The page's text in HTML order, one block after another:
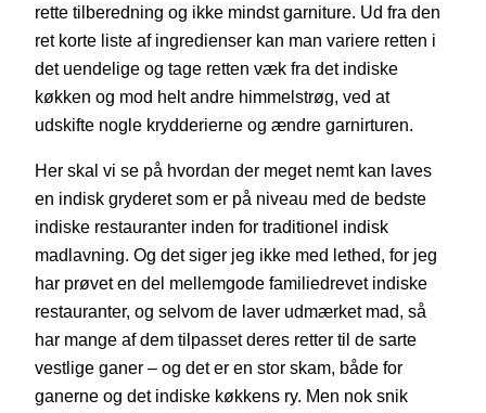
rette tilberedning og ikke mindst garniture. Ud fra den
ret korte liste af ingredienser kan man variere retten i
det uendelige og tage retten væk fra det indiske
køkken og mod helt andre himmelstrøg, ved at
udskifte nogle krydderierne og ændre garnirturen.
Her skal vi se på hvordan der meget nemt kan laves
en indisk gryderet som er på niveau med de bedste
indiske restauranter inden for traditionel indisk
madlavning. Og det siger jeg ikke med lethed, for jeg
har prøvet en del mellemgode familiedrevet indiske
restauranter, og selvom de laver udmærket mad, så
har mange af dem tilpasset deres retter til de sarte
vestlige ganer – og det er en stor skam, både for
ganerne og det indiske køkkens ry. Men nok snik